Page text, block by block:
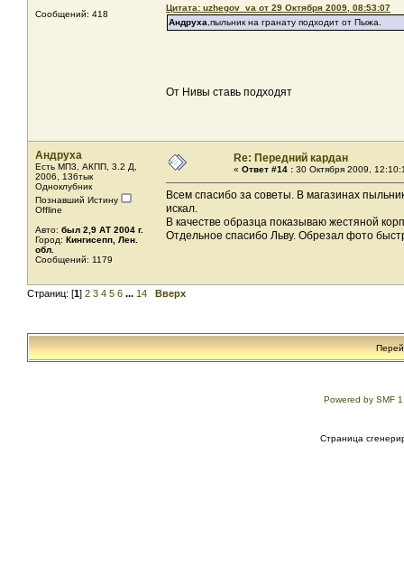
Сообщений: 418
Цитата: uzhegov_va от 29 Октября 2009, 08:53:07
Андруха,пыльник на гранату подходит от Пыжа.
От Нивы ставь подходят
Андруха
Есть МП3, АКПП, 3.2 Д,
2006, 136тык
Одноклубник
Познавший Истину
Offline
Авто: был 2,9 AТ 2004 г.
Город: Кингисепп, Лен.
обл.
Сообщений: 1179
Re: Передний кардан
« Ответ #14 : 30 Октября 2009,
Всем спасибо за советы. В магазинах
искал.
В качестве образца показываю жестяной
Отдельное спасибо Льву. Обрезал фото
Страниц: [1] 2 3 4 5 6 ... 14 Вверх
Powered by SMF
Страница